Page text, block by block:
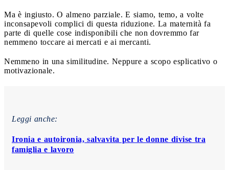
Ma è ingiusto. O almeno parziale. E siamo, temo, a volte
inconsapevoli complici di questa riduzione. La maternità fa
parte di quelle cose indisponibili che non dovremmo far
nemmeno toccare ai mercati e ai mercanti.
Nemmeno in una similitudine. Neppure a scopo esplicativo o
motivazionale.
Leggi anche:
Ironia e autoironia, salvavita per le donne divise tra
famiglia e lavoro